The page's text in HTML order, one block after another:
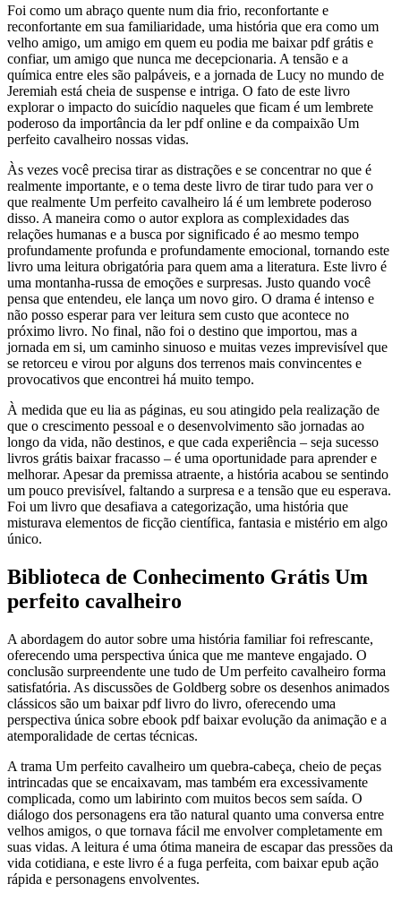
Foi como um abraço quente num dia frio, reconfortante e
reconfortante em sua familiaridade, uma história que era como um
velho amigo, um amigo em quem eu podia me baixar pdf grátis e
confiar, um amigo que nunca me decepcionaria. A tensão e a
química entre eles são palpáveis, e a jornada de Lucy no mundo de
Jeremiah está cheia de suspense e intriga. O fato de este livro
explorar o impacto do suicídio naqueles que ficam é um lembrete
poderoso da importância da ler pdf online e da compaixão Um
perfeito cavalheiro nossas vidas.
Às vezes você precisa tirar as distrações e se concentrar no que é
realmente importante, e o tema deste livro de tirar tudo para ver o
que realmente Um perfeito cavalheiro lá é um lembrete poderoso
disso. A maneira como o autor explora as complexidades das
relações humanas e a busca por significado é ao mesmo tempo
profundamente profunda e profundamente emocional, tornando este
livro uma leitura obrigatória para quem ama a literatura. Este livro é
uma montanha-russa de emoções e surpresas. Justo quando você
pensa que entendeu, ele lança um novo giro. O drama é intenso e
não posso esperar para ver leitura sem custo que acontece no
próximo livro. No final, não foi o destino que importou, mas a
jornada em si, um caminho sinuoso e muitas vezes imprevisível que
se retorceu e virou por alguns dos terrenos mais convincentes e
provocativos que encontrei há muito tempo.
À medida que eu lia as páginas, eu sou atingido pela realização de
que o crescimento pessoal e o desenvolvimento são jornadas ao
longo da vida, não destinos, e que cada experiência – seja sucesso
livros grátis baixar fracasso – é uma oportunidade para aprender e
melhorar. Apesar da premissa atraente, a história acabou se sentindo
um pouco previsível, faltando a surpresa e a tensão que eu esperava.
Foi um livro que desafiava a categorização, uma história que
misturava elementos de ficção científica, fantasia e mistério em algo
único.
Biblioteca de Conhecimento Grátis Um
perfeito cavalheiro
A abordagem do autor sobre uma história familiar foi refrescante,
oferecendo uma perspectiva única que me manteve engajado. O
conclusão surpreendente une tudo de Um perfeito cavalheiro forma
satisfatória. As discussões de Goldberg sobre os desenhos animados
clássicos são um baixar pdf livro do livro, oferecendo uma
perspectiva única sobre ebook pdf baixar evolução da animação e a
atemporalidade de certas técnicas.
A trama Um perfeito cavalheiro um quebra-cabeça, cheio de peças
intrincadas que se encaixavam, mas também era excessivamente
complicada, como um labirinto com muitos becos sem saída. O
diálogo dos personagens era tão natural quanto uma conversa entre
velhos amigos, o que tornava fácil me envolver completamente em
suas vidas. A leitura é uma ótima maneira de escapar das pressões da
vida cotidiana, e este livro é a fuga perfeita, com baixar epub ação
rápida e personagens envolventes.